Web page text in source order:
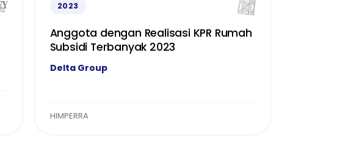
2023
Anggota dengan Realisasi KPR Rumah
Subsidi Terbanyak 2023
Delta Group
HIMPERRA